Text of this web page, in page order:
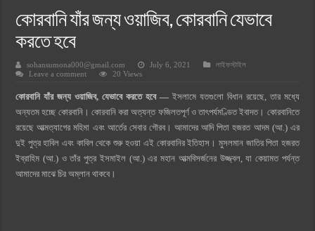
হোলসিম সিমেন্ট দাম ২০২৫
সুপারক্রিট সিমেন্ট দাম ২০২৫
জুডিশিয়াল ম্যাজিস্ট্রেট কি? জুডিশিয়াল ম্যাজিস্ট্রেট এর সুযোগ সুবিধা
ওয়ালটন মোবাইল কিস্তিতে কেনার নিয়ম ২০২৫
ওয়ালটন টিভি কিস্তিতে কেনার নিয়ম ২০২৫
গ্রামে লাভজনক ব্যবসা ২০২৫ ও গ্রামের বাজারে ব্যবসার আইডিয়া
জেনে নিন, বর্তমানে মোবাইল ঘড়ি দাম কত ২০২৫
কোরবানি যাঁর জন্য ওয়াজিব, কোরবানি যেভাবে
করতে হবে
sohansumona000@gmail.com July 6, 2021
লাইফস্টাইল
Leave a comment
20 Views
কোরবানি যাঁর জন্য ওয়াজিব, যেভাবে করতে হবে —ইসলামে যতগুলো বিধান রয়েছে, তার মধ্যে
অন্যতম হচ্ছে কোরবানি। কোরবানি করা অত্যন্ত ফজিলতপূর্ণ ও তাৎপর্যমণ্ডিত ইবাদত। কোরবানিতে
রয়েছে আত্মত্যাগের মহিমা এবং আর্তের সেবার গৌরব। আমাদের আদি পিতা হজরত আদম (আ.) এর
দুই পুত্র হাবিল এবং কাবিল থেকে শুরু হওয়া এই কোরবানির ইতিহাস। মুসলমান জাতির পিতা হজরত
ইব্রাহিম (আ.) ও তাঁর পুত্র ইসমাইল (আ.) এর মহান আত্মবিসর্জনের উজ্জ্বল, যা কেয়ামত পর্যন্ত
আমাদের মাঝে চির অম্লান থাকবে।